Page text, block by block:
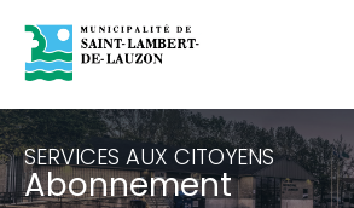
Retour
SERVICES AUX CITOYENS
Abonnement